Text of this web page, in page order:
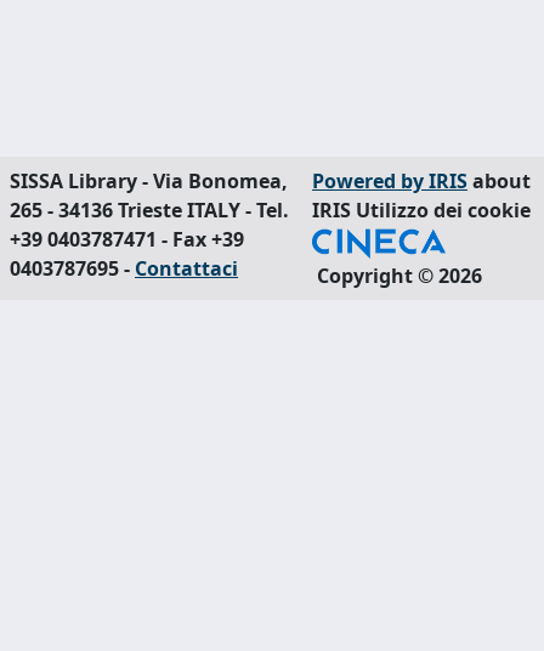
SISSA Library - Via Bonomea,
265 - 34136 Trieste ITALY - Tel.
+39 0403787471 - Fax +39
0403787695 - Contattaci
Powered by IRISabout
IRIS Utilizzo dei cookie
Copyright © 2026